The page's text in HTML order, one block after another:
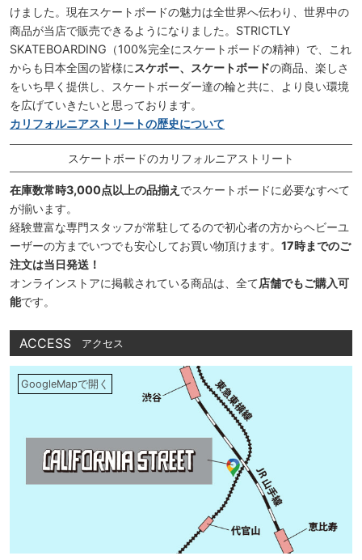
けました。現在スケートボードの魅力は全世界へ伝わり、世界中の
商品が当店で販売できるようになりました。STRICTLY
SKATEBOARDING（100%完全にスケートボードの精神）で、これ
からも日本全国の皆様に スケボー、スケートボードの商品、楽しさ
をいち早く提供し、スケートボーダー達の輪と共に、より良い環境
を広げていきたいと思っております。
カリフォルニアストリートの歴史について
スケートボードのカリフォルニアストリート
在庫数常時3,000点以上の品揃え でスケートボードに必要なすべて
が揃います。
経験豊富な専門スタッフが常駐してるので初心者の方からヘビーユ
ーザーの方までいつでも安心してお買い物頂けます。 17時までのご
注文は当日発送！
オンラインストアに掲載されている商品は、全て店舗でもご購入可
能です。
ACCESS アクセス
GoogleMapで開く